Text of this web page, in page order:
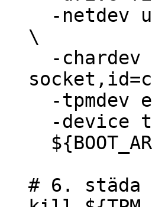
-netdev
\
-chardev
-tpmdev
-device
# 6. städa